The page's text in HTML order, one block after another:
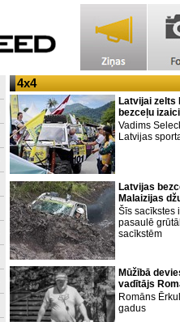
4x4
Latvijai zelts
bezceļu
Vadims
Latvijas
Latvijas
Malaizijas
Šīs sacīkstes
pasaulē
sacīkstēm
Mūžībā
vadītājs
Romāns
gadus